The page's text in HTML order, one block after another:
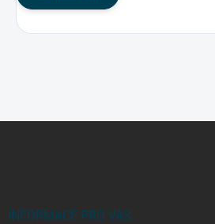
INFORMACE PRO VÁS